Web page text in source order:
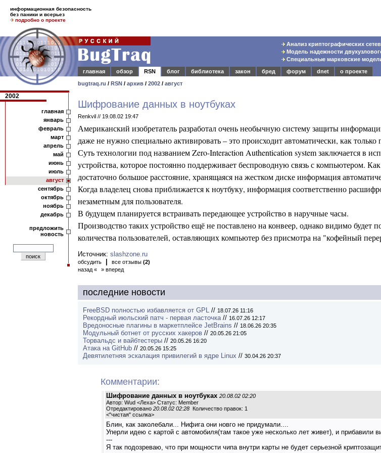
информационная безопасность
без паники и всерьез
подробно о проекте
Анализ криптографических
Модель надежности
Специальные марковские
главная
обзор RSN блог библиотека закон бред форум dnet
о проекте
bugtraq.ru / RSN / архив / 2002 / август
2002
главная
январь
февраль
март
апрель
май
июнь
июль
август
сентябрь
октябрь
ноябрь
декабрь
предложить
новость
Шифрование данных в ноутбуках
Renkvil // 19.08.02 19:47
Американский изобретатель разработал очень необычную систему защиты
даже не нужно специально активировать – это происходит автоматически, как только
Суть технологии под названием Zero-Interaction Authentication system заключается в
устройства, которое постоянно поддерживает беспроводную связь с компьютером. Как
достаточно большое расстояние, хранящаяся на жестком диске информация
Когда владелец снова приближается к ноутбуку, информация соответственно
незаметным для пользователя.
В будущем планируется встраивать передающее устройство в наручные часы.
Производство таких устройство ещё не поставлено на конвеер, однако видимо будет
количества пользователей, оставляющих компьютер без присмотра на "кофейный
Источник: slashzone.ru
обсудить все отзывы (2)
назад «
» вперед
последние новости
FreeBSD полностью избавляется от GPL // 18.07.26 11:16
Рекордный июльский патч - первая ласточка// 16.07.26 12:17
Вредоносные плагины в маркетплейсе JetBrains // 18.06.26 20:35
Модульный ботнет от русских хакеров // 20.05.26 21:05
Торвальдс и вайбтестеры // 20.05.26 16:20
Атака на GitHub // 20.05.26 15:25
Девятилетняя эскалация привилегий в ядре Linux // 30.04.26 20:37
Комментарии:
Шифрование данных в ноутбуках 20.08.02 02:20
Автор: Wud <Леха> Статус: Member
Отредактировано 20.08.02 02:28Количество правок: 1
<"чистая" ссылка>
Блин, как заколебали... Нифига они новго не придумали....
Уперли идею с картой с автомобиля(там такое уже несколько лет живет), и прибавили
---
Я так подозреваю, что при мощности чипа внутри карты не будет серьезной